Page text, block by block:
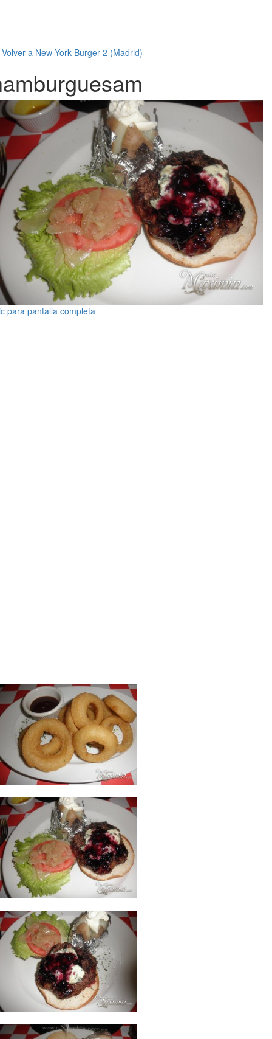
Volver a New York Burger 2 (Madrid)
para pantalla completa